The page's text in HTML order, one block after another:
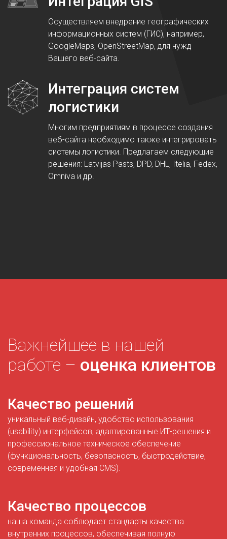
Осуществляем внедрение географических
информационных систем (ГИС), например,
GoogleMaps, OpenStreetMap, для нужд
Вашего веб-сайта.
Интеграция систем
логистики
Многим предприятиям в процессе создания
веб-сайта необходимо также интегрировать
системы логистики. Предлагаем следующие
решения: Latvijas Pasts, DPD, DHL, Itelia, Fedex,
Omniva и др.
Важнейшее в нашей
работе – оценка клиентов
Качество решений
уникальный веб-дизайн, удобство использования
(usability) интерфейсов, адаптированные ИТ-решения и
профессиональное техническое обеспечение
(функциональность, безопасность, быстродействие,
современная и удобная CMS).
Качество процессов
наша команда соблюдает стандарты качества
внутренних процессов, обеспечивая полную